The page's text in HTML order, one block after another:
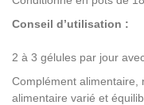
Conseil d’utilisation :
2 à 3 gélules par jour
Complément alimentaire,
alimentaire varié et